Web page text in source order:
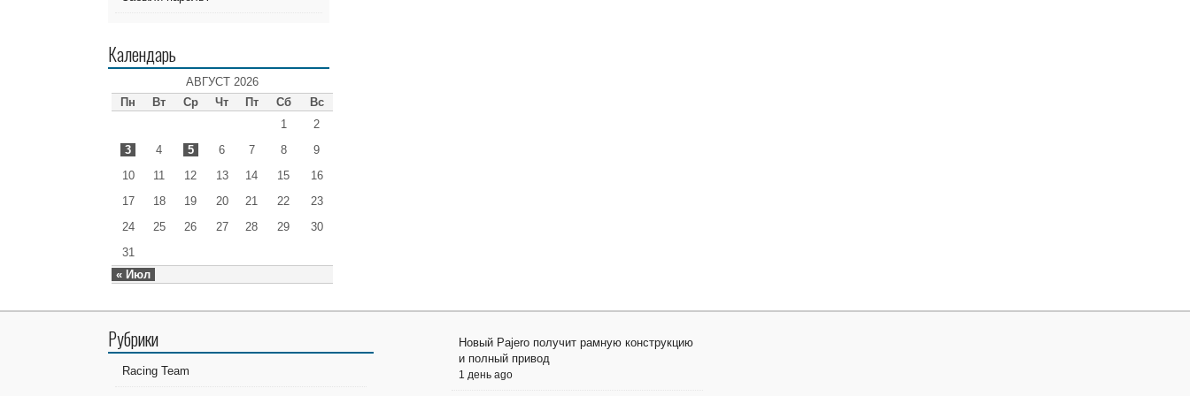
Календарь
АВГУСТ 2026
Пн
Вт Ср Чт Пт Сб Вс
« Июл
1
2
3
4 5 6 7 8
9
10
11 12 13 14 15
16
17
18 19 20 21 22
23
24
25 26 27 28 29
30
31
Рубрики
Racing Team
Новый Pajero получит рамную конструкцию
и полный привод
1 день ago